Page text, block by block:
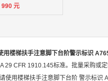
990元
用楼梯扶手注意脚下台阶警示标识
29 CFR 1910.145标准。批量采购或